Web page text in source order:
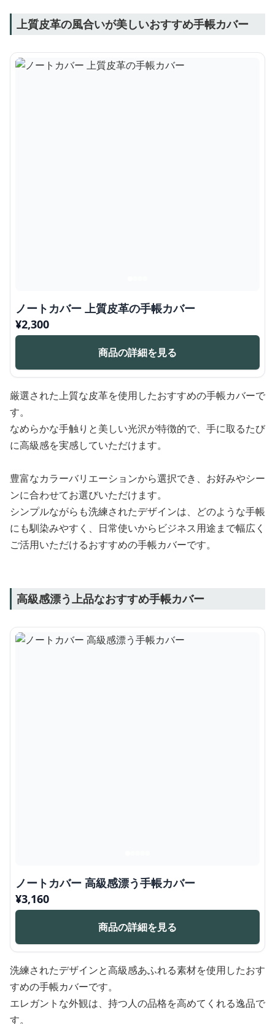
上質皮革の風合いが美しいおすすめ手帳カバー
ノートカバー 上質皮革の手帳カバー
¥2,300
商品の詳細を見る
厳選された上質な皮革を使用したおすすめの手帳カバーで
す。
なめらかな手触りと美しい光沢が特徴的で、手に取るたび
に高級感を実感していただけます。
豊富なカラーバリエーションから選択でき、お好みやシー
ンに合わせてお選びいただけます。
シンプルながらも洗練されたデザインは、どのような手帳
にも馴染みやすく、日常使いからビジネス用途まで幅広く
ご活用いただけるおすすめの手帳カバーです。
高級感漂う上品なおすすめ手帳カバー
ノートカバー 高級感漂う手帳カバー
¥3,160
商品の詳細を見る
洗練されたデザインと高級感あふれる素材を使用したおす
すめの手帳カバーです。
エレガントな外観は、持つ人の品格を高めてくれる逸品で
す。